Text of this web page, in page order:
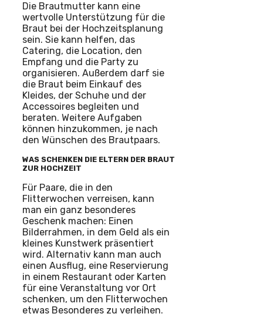
Die Brautmutter kann eine
wertvolle Unterstützung für die
Braut bei der Hochzeitsplanung
sein. Sie kann helfen, das
Catering, die Location, den
Empfang und die Party zu
organisieren. Außerdem darf sie
die Braut beim Einkauf des
Kleides, der Schuhe und der
Accessoires begleiten und
beraten. Weitere Aufgaben
können hinzukommen, je nach
den Wünschen des Brautpaars.
WAS SCHENKEN DIE ELTERN DER BRAUT
ZUR HOCHZEIT
Für Paare, die in den
Flitterwochen verreisen, kann
man ein ganz besonderes
Geschenk machen: Einen
Bilderrahmen, in dem Geld als ein
kleines Kunstwerk präsentiert
wird. Alternativ kann man auch
einen Ausflug, eine Reservierung
in einem Restaurant oder Karten
für eine Veranstaltung vor Ort
schenken, um den Flitterwochen
etwas Besonderes zu verleihen.